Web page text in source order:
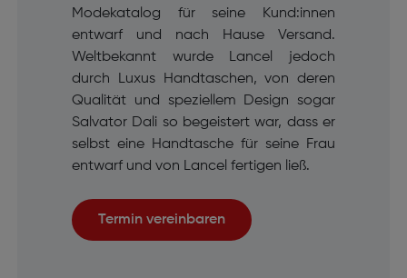
Modekatalog für seine Kund:innen
entwarf und nach Hause Versand.
Weltbekannt wurde Lancel jedoch
durch Luxus Handtaschen, von deren
Qualität und speziellem Design sogar
Salvator Dali so begeistert war, dass er
selbst eine Handtasche für seine Frau
entwarf und von Lancel fertigen ließ.
Termin vereinbaren